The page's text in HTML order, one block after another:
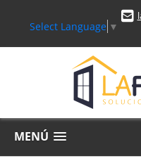
Select Language ▼
MENÚ